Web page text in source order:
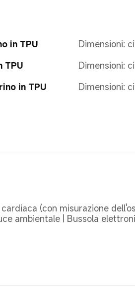
in TPU
Dimensioni:
TPU
Dimensioni:
in TPU
Dimensioni:
(con misurazione
ambientale | Bussola